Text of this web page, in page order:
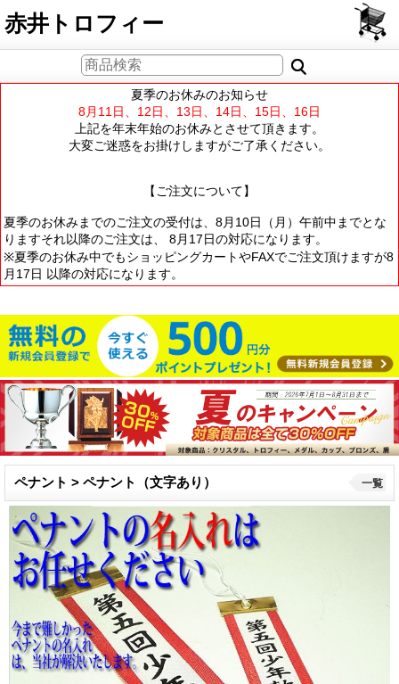
PCサイト
赤井トロフィー
夏季のお休みのお知らせ
8月11日、12日、13日、14日、15日、16日
上記を年末年始のお休みとさせて頂きます。
大変ご迷惑をお掛けしますがご了承ください。
【ご注文について】
夏季のお休みまでのご注文の受付は、8月10日（月）午前中までとな
りますそれ以降のご注文は、 8月17日の対応になります。
※夏季のお休み中でもショッピングカートやFAXでご注文頂けますが8
月17日 以降の対応になります。
ペナント > ペナント（文字あり） 一覧